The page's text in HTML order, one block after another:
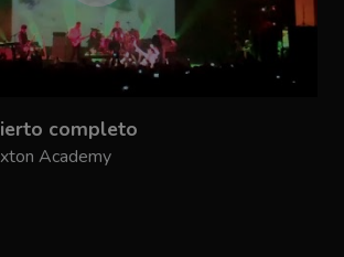
completo
Academy